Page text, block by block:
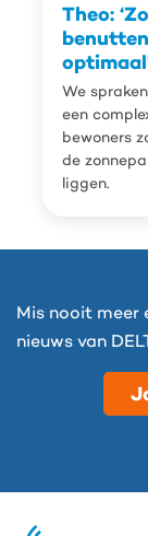
Theo:
We
een
bewoners
de
liggen.
Mis nooit meer
nieuws van